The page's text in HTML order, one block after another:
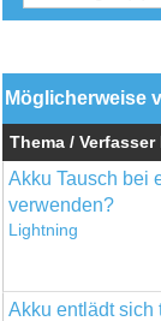
Möglicherweise
Thema / Verfasser
Akku Tausch bei
verwenden?
Lightning
Akku entlädt sich